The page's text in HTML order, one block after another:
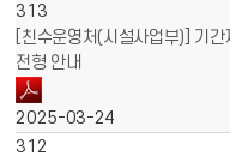
313
[친수운영처(시설사업부)] 기
전형 안내
2025-03-24
312